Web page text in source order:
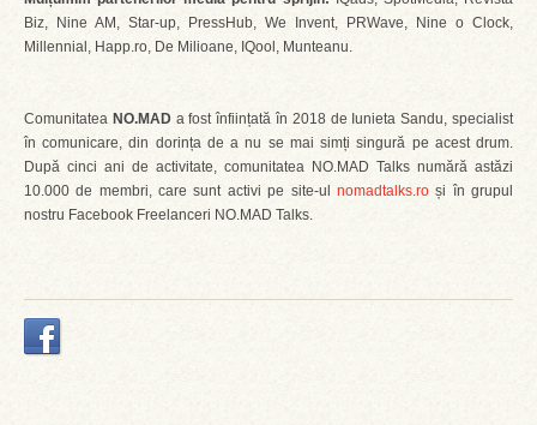
Biz, Nine AM, Star-up, PressHub, We Invent, PRWave, Nine o Clock,
Millennial, Happ.ro, De Milioane, IQool, Munteanu.
Comunitatea NO.MADa fost înființată în 2018 de Iunieta Sandu, specialist
în comunicare, din dorința de a nu se mai simți singură pe acest drum.
După cinci ani de activitate, comunitatea NO.MAD Talks numără astăzi
10.000 de membri, care sunt activi pe site-ul nomadtalks.roși în grupul
nostru Facebook Freelanceri NO.MAD Talks.